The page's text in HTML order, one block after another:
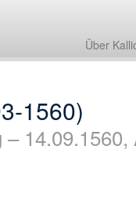
Über
1560)
14.09.1560,